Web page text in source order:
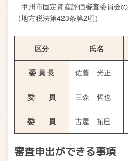
甲州市固定資産評価審査委員会の
（地方税法第423条第2項）
区分 氏名
委 員 長 佐藤 光正
委 員 三森 哲也
委 員 古屋 拓巳
審査申出ができる事項